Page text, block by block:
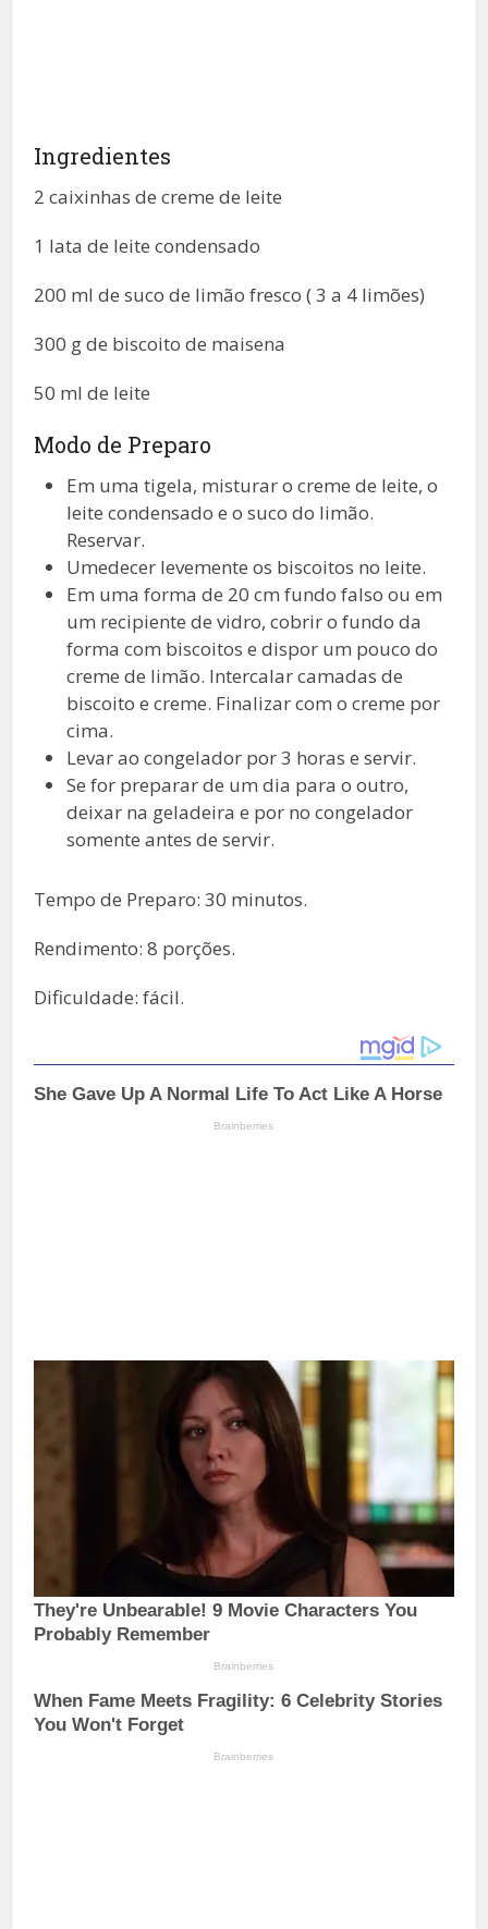
Ingredientes
2 caixinhas de creme de leite
1 lata de leite condensado
200 ml de suco de limão fresco ( 3 a 4 limões)
300 g de biscoito de maisena
50 ml de leite
Modo de Preparo
Em uma tigela, misturar o creme de leite, o
leite condensado e o suco do limão.
Reservar.
Umedecer levemente os biscoitos no leite.
Em uma forma de 20 cm fundo falso ou em
um recipiente de vidro, cobrir o fundo da
forma com biscoitos e dispor um pouco do
creme de limão. Intercalar camadas de
biscoito e creme. Finalizar com o creme por
cima.
Levar ao congelador por 3 horas e servir.
Se for preparar de um dia para o outro,
deixar na geladeira e por no congelador
somente antes de servir.
Tempo de Preparo: 30 minutos.
Rendimento: 8 porções.
Dificuldade: fácil.